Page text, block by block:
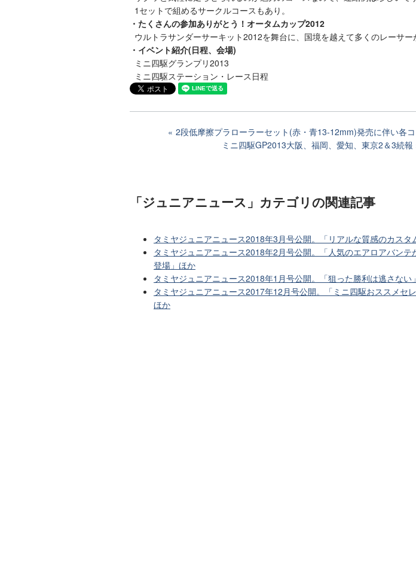
1セットで組めるサークルコースもあり。
・たくさんの参加ありがとう！オータムカップ2012
ウルトラサンダーサーキット2012を舞台に、国境を越えて多くのレーサー
・イベント紹介(日程、会場)
ミニ四駆グランプリ2013
ミニ四駆ステーション・レース日程
2段低摩擦プラローラーセット(赤・青13-12mm)発売に伴い各
ミニ四駆GP2013大阪、福岡、愛知、東京2＆3続報
「ジュニアニュース」カテゴリの関連記事
タミヤジュニアニュース2018年3月号公開。「リアルな質感のカス
タミヤジュニアニュース2018年2月号公開。「人気のエアロアバン
登場」ほか
タミヤジュニアニュース2018年1月号公開。「狙った勝利は逃さない
タミヤジュニアニュース2017年12月号公開。「ミニ四駆おススメセ
ほか